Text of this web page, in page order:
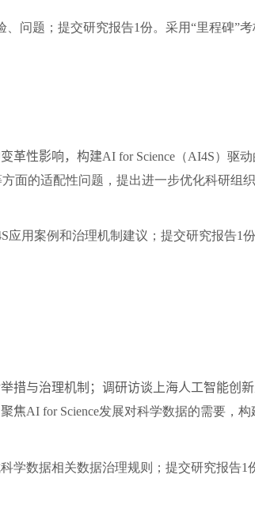
、问题；提交研究报告1份。采用“里程碑”
革性影响，构建AI for Science （AI4S）驱
面的适配性问题，提出进一步优化科研组
应用案例和治理机制建议；提交研究报告1
与治理机制；调研访谈上海人工智能创
焦AI for Science发展对科学数据的需要，
学数据相关数据治理规则；提交研究报告1